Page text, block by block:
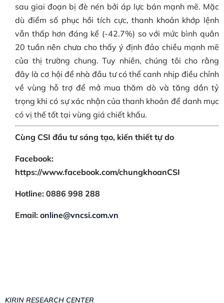
sau giai đoạn bị đè nén bởi áp lực bán mạnh mẽ. Mặc
dù điểm số phục hồi tích cực, thanh khoản khớp lệnh
vẫn thấp hơn đáng kể (-42.7%) so với mức bình quân
20 tuần nên chưa cho thấy ý định đảo chiều mạnh mẽ
của thị trường chung. Tuy nhiên, chúng tôi cho rằng
đây là cơ hội để nhà đầu tư có thể canh nhịp điều chỉnh
về vùng hỗ trợ để mở mua thăm dò và tăng dần tỷ
trọng khi có sự xác nhận của thanh khoản để danh mục
có vị thế tốt tại vùng giá chiết khấu.
Cùng CSI đầu tư sáng tạo, kiến thiết tự do
Facebook:
https://www.facebook.com/chungkhoanCSI
Hotline: 0886 998 288
Email: online@vncsi.com.vn
KIRIN RESEARCH CENTER